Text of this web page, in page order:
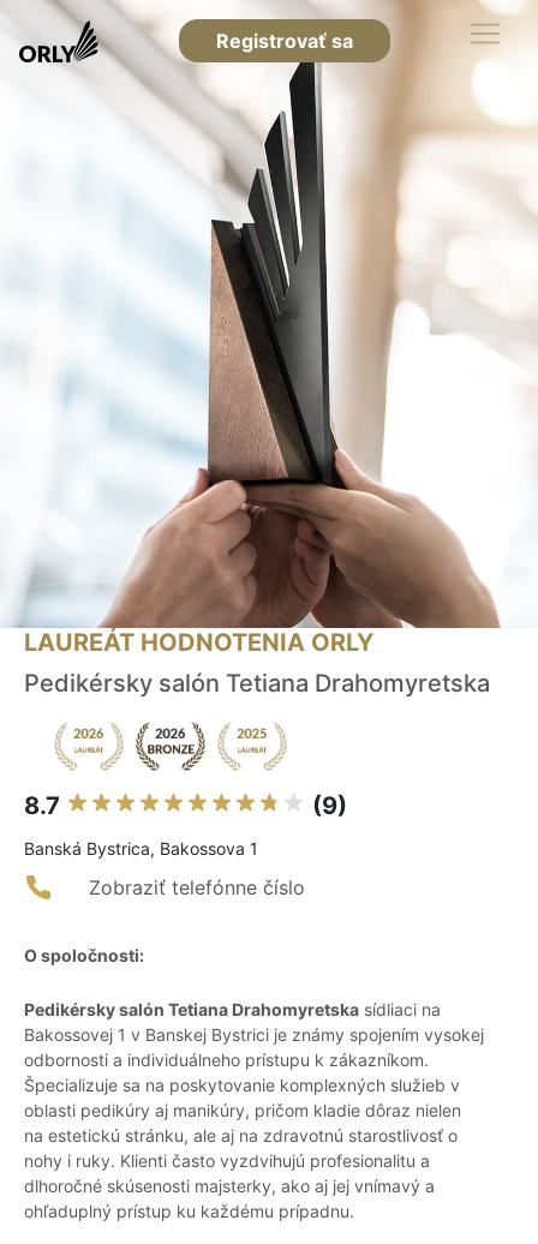
Registrovať sa
LAUREÁT HODNOTENIA ORLY
Pedikérsky salón Tetiana Drahomyretska
8.7 (9)
Banská Bystrica, Bakossova 1
Zobraziť telefónne číslo
O spoločnosti:
Pedikérsky salón Tetiana Drahomyretska sídliaci na
Bakossovej 1 v Banskej Bystrici je známy spojením vysokej
odbornosti a individuálneho prístupu k zákazníkom.
Špecializuje sa na poskytovanie komplexných služieb v
oblasti pedikúry aj manikúry, pričom kladie dôraz nielen
na estetickú stránku, ale aj na zdravotnú starostlivosť o
nohy i ruky. Klienti často vyzdvihujú profesionalitu a
dlhoročné skúsenosti majsterky, ako aj jej vnímavý a
ohľaduplný prístup ku každému prípadnu.